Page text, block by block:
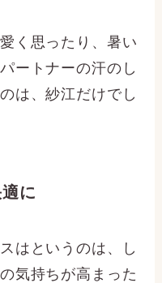
く思ったり、暑い
ートナーの汗のし
は、紗江だけでし
に
はというのは、し
気持ちが高まった